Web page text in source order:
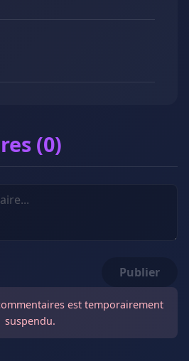
(0)
Publier
est temporairement
suspendu.